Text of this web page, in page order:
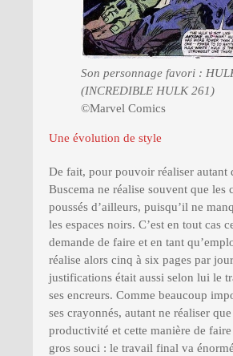
Son personnage favori :
(INCREDIBLE HULK 261)
©Marvel Comics
Une évolution de style
De fait, pour pouvoir réaliser autant
Buscema ne réalise souvent que les
poussés d’ailleurs, puisqu’il ne
les espaces noirs. C’est en tout cas
demande de faire et en tant
réalise alors cinq à six pages par
justifications était aussi selon lui le
ses encreurs. Comme beaucoup
ses crayonnés, autant ne réaliser
productivité et cette manière de
gros souci : le travail final va